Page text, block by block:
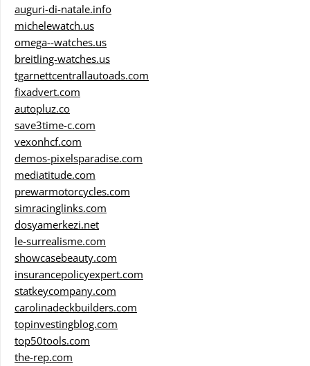
auguri-di-natale.info
michelewatch.us
omega--watches.us
breitling-watches.us
tgarnettcentrallautoads.com
fixadvert.com
autopluz.co
save3time-c.com
vexonhcf.com
demos-pixelsparadise.com
mediatitude.com
prewarmotorcycles.com
simracinglinks.com
dosyamerkezi.net
le-surrealisme.com
showcasebeauty.com
insurancepolicyexpert.com
statkeycompany.com
carolinadeckbuilders.com
topinvestingblog.com
top50tools.com
the-rep.com